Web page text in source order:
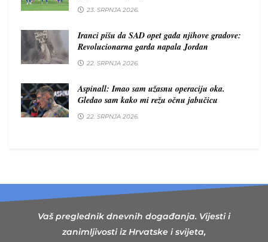
23. SRPNJA 2026.
Iranci pišu da SAD opet gađa njihove gradove:
Revolucionarna garda napala Jordan
22. SRPNJA 2026.
Aspinall: Imao sam užasnu operaciju oka.
Gledao sam kako mi režu očnu jabučicu
22. SRPNJA 2026.
Vaš preglednik dnevnih događanja. Vijesti i
zanimljivosti iz Hrvatske i svijeta,